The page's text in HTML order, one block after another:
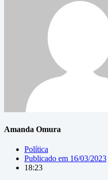
Amanda Omura
Política
Publicado em 16/03/2023
18:23